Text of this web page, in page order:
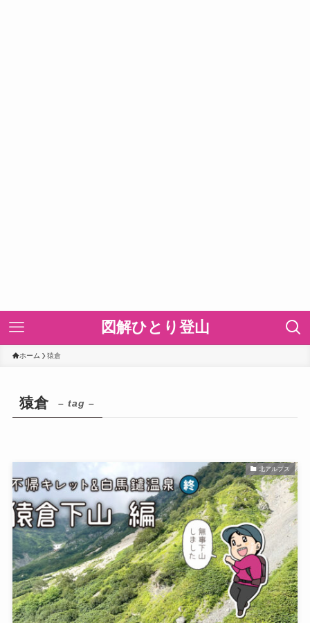
図解ひとり登山
ホーム 猿倉
猿倉 – tag –
北アルプス